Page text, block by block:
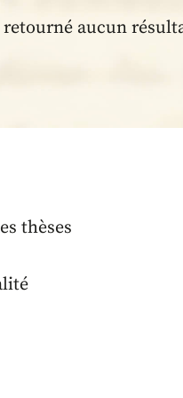
retourné aucun
thèses